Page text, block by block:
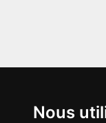
Nous